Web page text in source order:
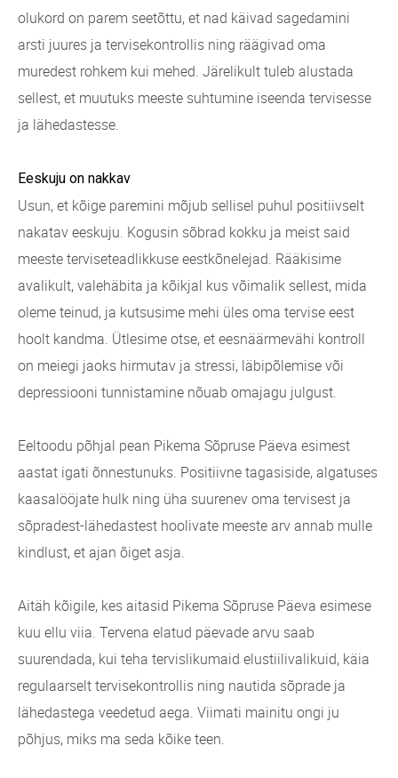
olukord on parem seetõttu, et nad käivad sagedamini
arsti juures ja tervisekontrollis ning räägivad oma
muredest rohkem kui mehed. Järelikult tuleb alustada
sellest, et muutuks meeste suhtumine iseenda tervisesse
ja lähedastesse.
Eeskuju on nakkav
Usun, et kõige paremini mõjub sellisel puhul positiivselt
nakatav eeskuju. Kogusin sõbrad kokku ja meist said
meeste terviseteadlikkuse eestkõnelejad. Rääkisime
avalikult, valehäbita ja kõikjal kus võimalik sellest, mida
oleme teinud, ja kutsusime mehi üles oma tervise eest
hoolt kandma. Ütlesime otse, et eesnäärmevähi kontroll
on meiegi jaoks hirmutav ja stressi, läbipõlemise või
depressiooni tunnistamine nõuab omajagu julgust.
Eeltoodu põhjal pean Pikema Sõpruse Päeva esimest
aastat igati õnnestunuks. Positiivne tagasiside, algatuses
kaasalööjate hulk ning üha suurenev oma tervisest ja
sõpradest-lähedastest hoolivate meeste arv annab mulle
kindlust, et ajan õiget asja.
Aitäh kõigile, kes aitasid Pikema Sõpruse Päeva esimese
kuu ellu viia. Tervena elatud päevade arvu saab
suurendada, kui teha tervislikumaid elustiilivalikuid, käia
regulaarselt tervisekontrollis ning nautida sõprade ja
lähedastega veedetud aega. Viimati mainitu ongi ju
põhjus, miks ma seda kõike teen.